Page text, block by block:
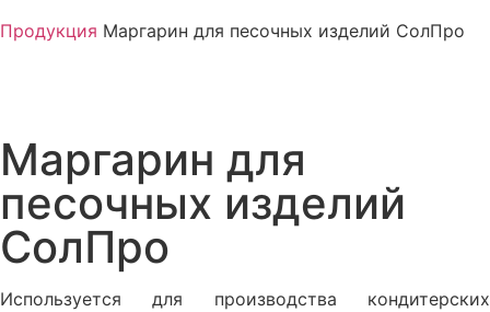
Продукция Маргарин для песочных изделий СолПро
Маргарин для
песочных изделий
СолПро
Используется для производства кондитерских